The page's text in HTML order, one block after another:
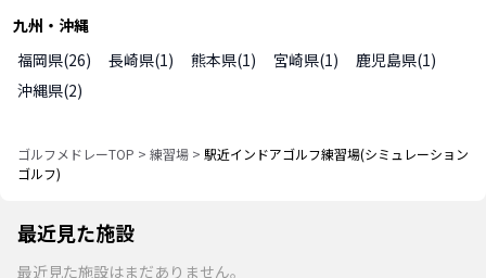
九州・沖縄
福岡県(26) 長崎県(1) 熊本県(1) 宮崎県(1) 鹿児島県(1)
沖縄県(2)
ゴルフメドレーTOP > 練習場 > 駅近インドアゴルフ練習場(シミュレーション
ゴルフ)
最近見た施設
最近見た施設はまだありません。